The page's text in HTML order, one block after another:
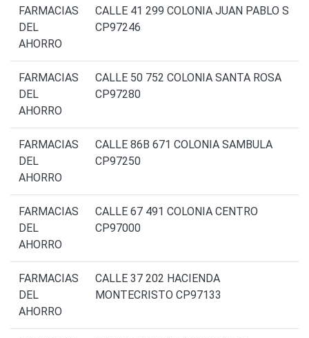
FARMACIAS
DEL
AHORRO
CALLE 41 299 COLONIA JUAN PABLO S
CP97246
FARMACIAS
DEL
AHORRO
CALLE 50 752 COLONIA SANTA ROSA
CP97280
FARMACIAS
DEL
AHORRO
CALLE 86B 671 COLONIA SAMBULA
CP97250
FARMACIAS
DEL
AHORRO
CALLE 67 491 COLONIA CENTRO
CP97000
FARMACIAS
DEL
AHORRO
CALLE 37 202 HACIENDA
MONTECRISTO CP97133